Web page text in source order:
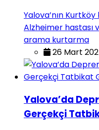
Yalova’nın
Alzheimer hastası
arama kurtarma
26 Mart
Yalova’da
Gerçekçi